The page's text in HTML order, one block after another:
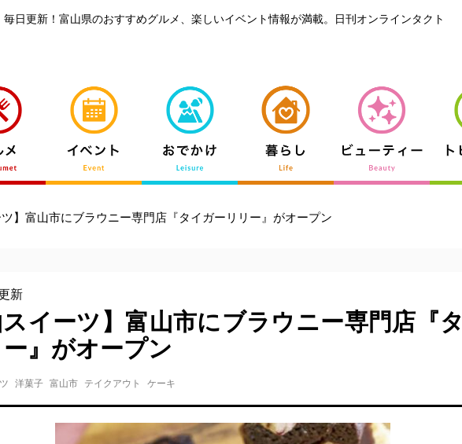
毎日更新！富山県のおすすめグルメ、楽しいイベント情報が満載。日刊オンラインタクト
ツ】富山市にブラウニー専門店『タイガーリリー』がオープン
新
スイーツ】富山市にブラウニー専門店『
』がオープン
洋菓子 富山市 テイクアウト ケーキ